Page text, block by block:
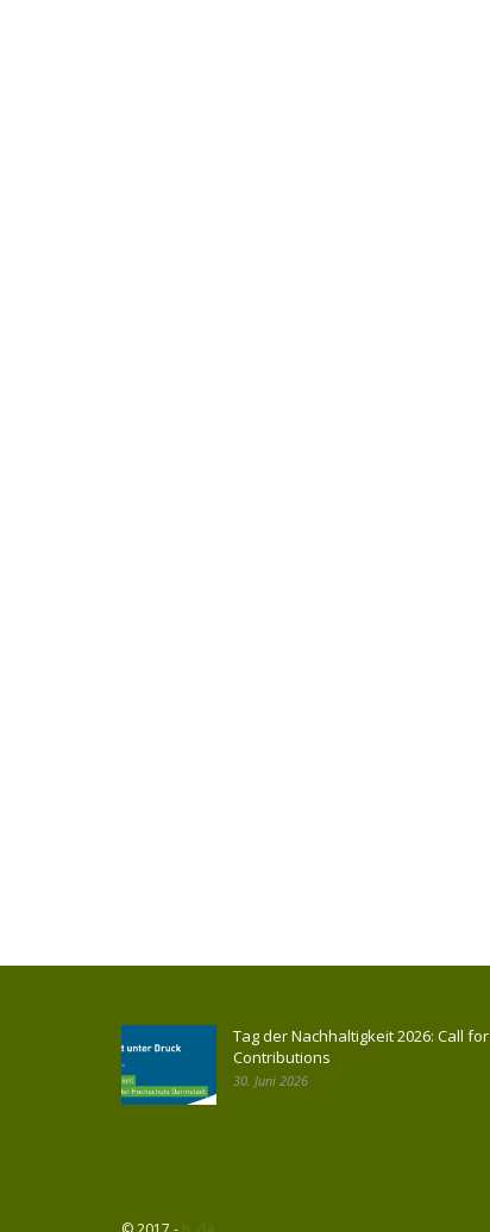
Tag der Nachhaltigkeit 2026: Call for
Contributions
30. Juni 2026